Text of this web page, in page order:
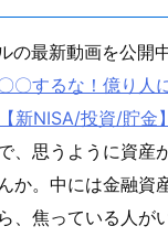
最新動画を公開中
〇するな！億り人
新NISA/投資/貯金】
、思うように資産
か。中には金融資
、焦っている人が